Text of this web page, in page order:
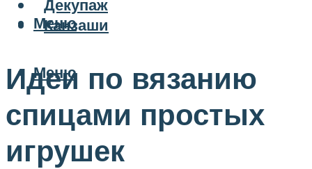
Декупаж
Канзаши
Меню
Меню
Идеи по вязанию
спицами простых
игрушек